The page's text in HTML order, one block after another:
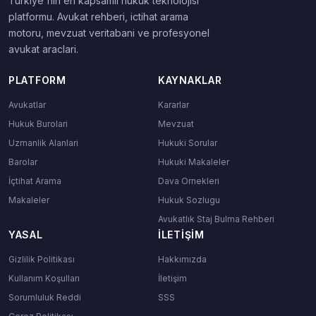
platformu. Avukat rehberi, ictihat arama
motoru, mevzuat veritabani ve profesyonel
avukat araclari.
PLATFORM
Avukatlar
Hukuk Burolari
Uzmanlik Alanlari
Barolar
İçtihat Arama
Makaleler
KAYNAKLAR
Kararlar
Mevzuat
Hukuki Sorular
Hukuki Makaleler
Dava Ornekleri
Hukuk Sozlugu
Avukatlık Staj Bulma Rehberi
YASAL
Gizlilik Politikası
Kullanım Koşulları
Sorumluluk Reddi
İLETIŞIM
Hakkımızda
İletişim
SSS